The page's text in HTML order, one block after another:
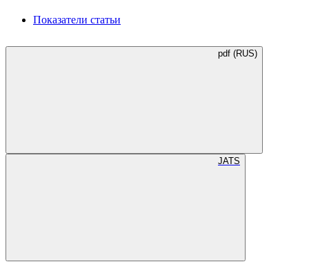
Показатели статьи
pdf (RUS)
JATS